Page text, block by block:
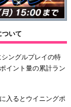
ついて
ングルプレイの特
イント量の累計ラン
入るとウイニングポ